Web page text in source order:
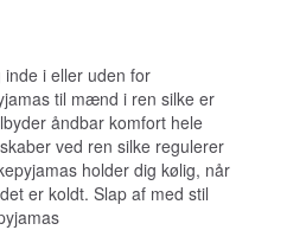
i eller uden for
til mænd i ren silke er
åndbar komfort hele
ved ren silke regulerer
holder dig kølig, når
er koldt. Slap af med stil